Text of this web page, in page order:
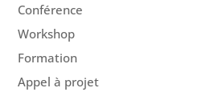
Conférence
Workshop
Formation
Appel à projet